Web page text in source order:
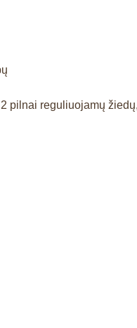
pilnai reguliuojamų